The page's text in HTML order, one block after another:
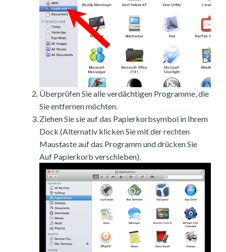
Überprüfen Sie alle verdächtigen Programme, die
Sie entfernen möchten.
Ziehen Sie sie auf das Papierkorbsymbol in Ihrem
Dock (Alternativ klicken Sie mit der rechten
Maustaste auf das Programm und drücken Sie
Auf Papierkorb verschieben).